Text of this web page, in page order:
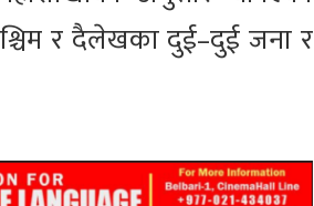
र दैलेखका दुई–दुई जना र